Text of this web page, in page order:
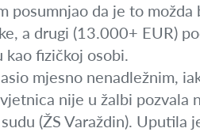
posumnjao da je to
a drugi (13.000+ EUR)
fizičkoj osobi.
mjesno nenadležnim,
nije u žalbi pozvala
(ŽS Varaždin). Uputila